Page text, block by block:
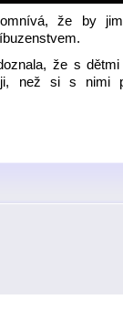
že by
že s dětmi
než si s nimi